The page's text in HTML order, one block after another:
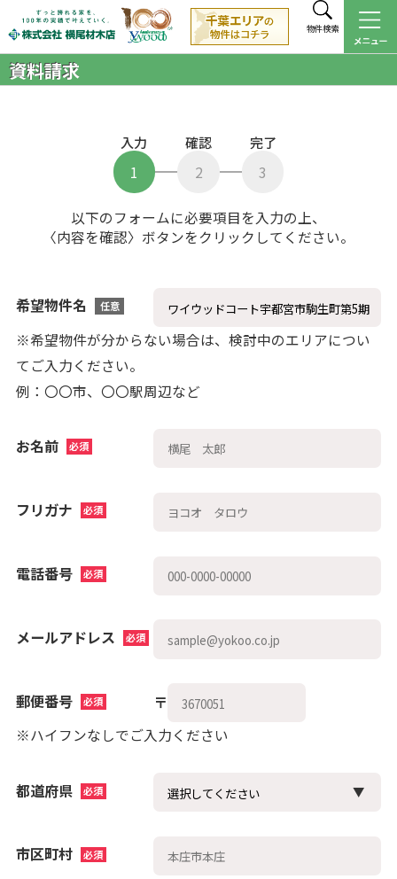
物件検索
資料請求
1
入力
2
確認
3
完了
以下のフォームに必要項目を入力の上、
〈内容を確認〉ボタンをクリックしてください。
希望物件名 任意
※希望物件が分からない場合は、検討中のエリアについ
てご入力ください。
例：〇〇市、〇〇駅周辺など
お名前 必須
フリガナ 必須
電話番号 必須
メールアドレス 必須
郵便番号 必須 〒
※ハイフンなしでご入力ください
都道府県 必須
市区町村 必須